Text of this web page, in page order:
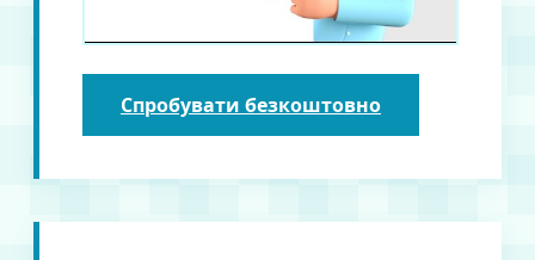
Спробувати безкоштовно